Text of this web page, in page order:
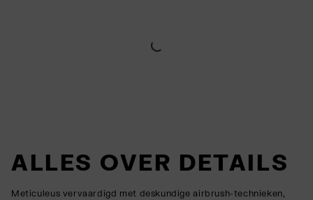
ALLES OVER DETAILS
Meticuleus vervaardigd met deskundige airbrush-technieken,